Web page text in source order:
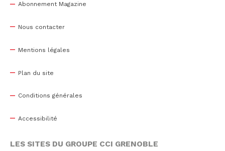
Abonnement Magazine
Nous contacter
Mentions légales
Plan du site
Conditions générales
Accessibilité
LES SITES DU GROUPE CCI GRENOBLE